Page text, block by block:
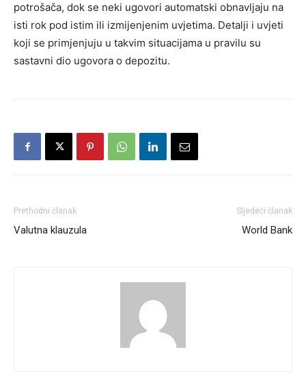
potrošača, dok se neki ugovori automatski obnavljaju na
isti rok pod istim ili izmijenjenim uvjetima. Detalji i uvjeti
koji se primjenjuju u takvim situacijama u pravilu su
sastavni dio ugovora o depozitu.
Prethodni članak
Valutna klauzula
Sljedeći članak
World Bank